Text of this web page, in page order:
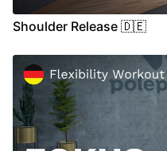
Shoulder Release 🇩🇪